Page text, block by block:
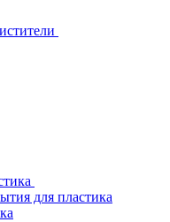
для пластика